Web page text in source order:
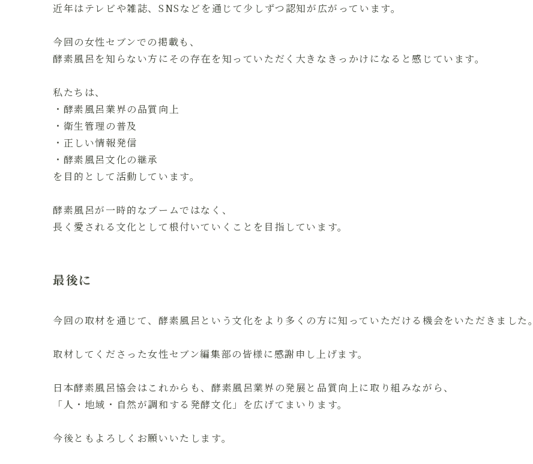
近年はテレビや雑誌、SNSなどを通じて少しずつ認知が広がっています。
今回の女性セブンでの掲載も、
酵素風呂を知らない方にその存在を知っていただく大きなきっかけになると感じています。
私たちは、
・酵素風呂業界の品質向上
・衛生管理の普及
・正しい情報発信
・酵素風呂文化の継承
を目的として活動しています。
酵素風呂が一時的なブームではなく、
長く愛される文化として根付いていくことを目指しています。
最後に
今回の取材を通じて、酵素風呂という文化をより多くの方に知っていただける機会をいただきました。
取材してくださった女性セブン編集部の皆様に感謝申し上げます。
日本酵素風呂協会はこれからも、酵素風呂業界の発展と品質向上に取り組みながら、
「人・地域・自然が調和する発酵文化」を広げてまいります。
今後ともよろしくお願いいたします。